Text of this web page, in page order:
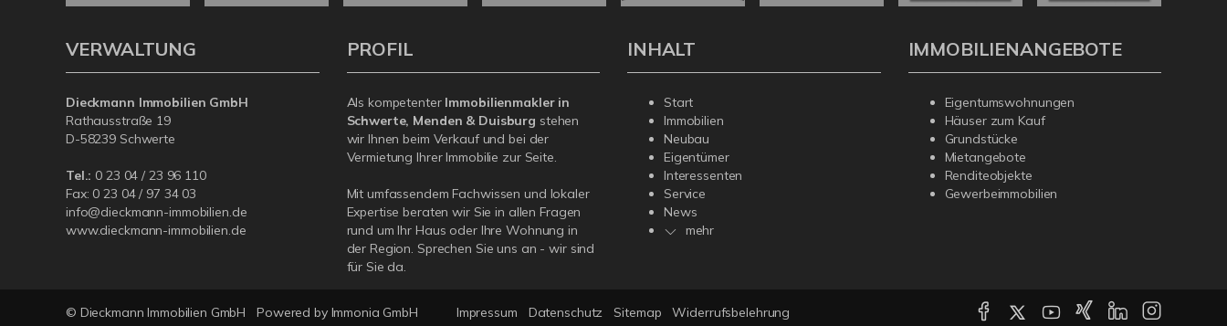
VERWALTUNG
Dieckmann Immobilien GmbH
Rathausstraße 19
D-58239 Schwerte
Tel.: 0 23 04 / 23 96 110
Fax: 0 23 04 / 97 34 03
info@dieckmann-immobilien.de
www.dieckmann-immobilien.de
PROFIL
Als kompetenter Immobilienmakler in
Schwerte, Menden & Duisburg stehen
wir Ihnen beim Verkauf und bei der
Vermietung Ihrer Immobilie zur Seite.
Mit umfassendem Fachwissen und lokaler
Expertise beraten wir Sie in allen Fragen
rund um Ihr Haus oder Ihre Wohnung in
der Region. Sprechen Sie uns an - wir sind
für Sie da.
INHALT
Start
Immobilien
Neubau
Eigentümer
Interessenten
Service
News
mehr
IMMOBILIENANGEBOTE
Eigentumswohnungen
Häuser zum Kauf
Grundstücke
Mietangebote
Renditeobjekte
Gewerbeimmobilien
© Dieckmann Immobilien GmbH Powered by Immonia GmbH Impressum Datenschutz Sitemap Widerrufsbelehrung